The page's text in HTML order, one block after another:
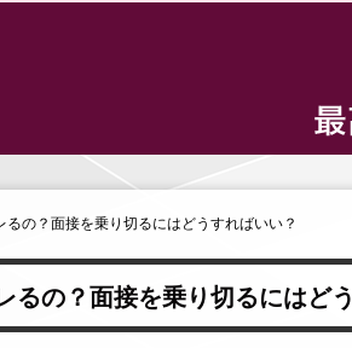
るの？面接を乗り切るにはどうすればいい？
るの？面接を乗り切るにはど